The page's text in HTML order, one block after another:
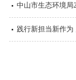
中山市生态环境局
践行新担当新作